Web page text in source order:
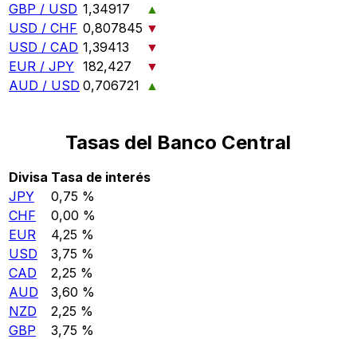
GBP / USD 1,34917
▲
USD / CHF 0,807845 ▼
USD / CAD 1,39413
▼
EUR / JPY 182,427
▼
AUD / USD 0,706721 ▲
Tasas del Banco Central
Divisa Tasa de interés
JPY
0,75 %
CHF
0,00 %
EUR
4,25 %
USD
3,75 %
CAD
2,25 %
AUD
3,60 %
NZD
2,25 %
GBP
3,75 %